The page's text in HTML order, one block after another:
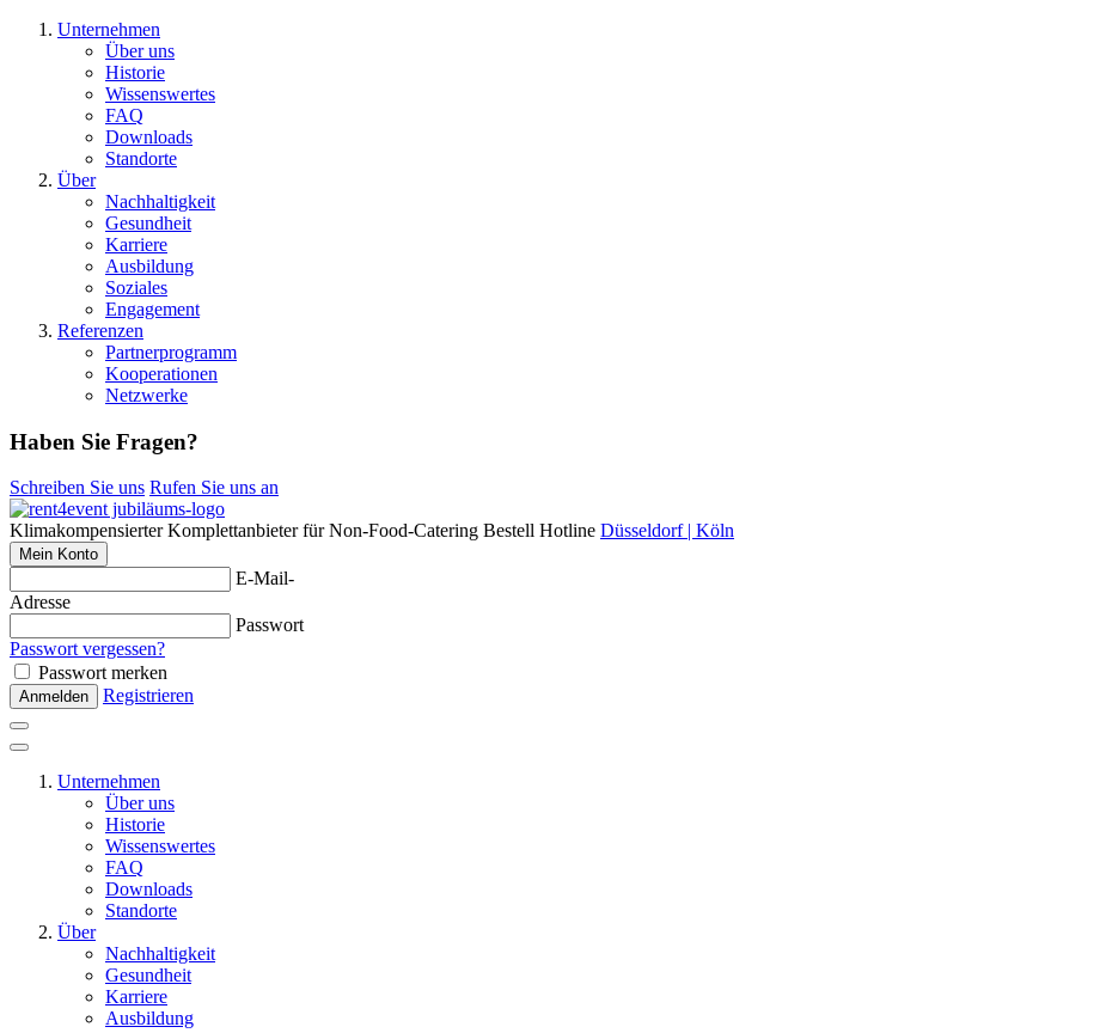
Unternehmen
Über uns
Historie
Wissenswertes
FAQ
Downloads
Standorte
Über
Nachhaltigkeit
Gesundheit
Karriere
Ausbildung
Soziales
Engagement
Referenzen
Partnerprogramm
Kooperationen
Netzwerke
Haben Sie Fragen?
Schreiben Sie uns Rufen Sie uns an
Klimakompensierter Komplettanbieter für Non-Food-Catering Bestell Hotline Düsseldorf | Köln
Mein Konto
E-Mail-
Adresse
Passwort
Passwort vergessen?
Passwort merken
Anmelden Registrieren
Unternehmen
Über uns
Historie
Wissenswertes
FAQ
Downloads
Standorte
Über
Nachhaltigkeit
Gesundheit
Karriere
Ausbildung